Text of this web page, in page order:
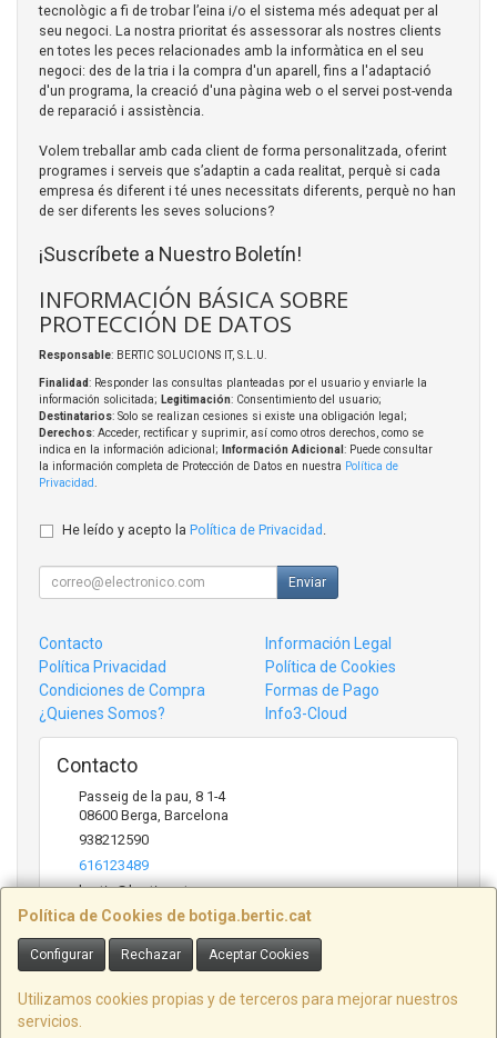
Política de Cookies de botiga.bertic.cat
Configurar Rechazar Aceptar Cookies
Utilizamos cookies propias y de terceros para mejorar nuestros
servicios.
tecnològic a fi de trobar l’eina i/o el sistema més adequat per al
seu negoci. La nostra prioritat és assessorar als nostres clients
en totes les peces relacionades amb la informàtica en el seu
negoci: des de la tria i la compra d'un aparell, fins a l'adaptació
d'un programa, la creació d'una pàgina web o el servei post-venda
de reparació i assistència.
Volem treballar amb cada client de forma personalitzada, oferint
programes i serveis que s’adaptin a cada realitat, perquè si cada
empresa és diferent i té unes necessitats diferents, perquè no han
de ser diferents les seves solucions?
¡Suscríbete a Nuestro Boletín!
INFORMACIÓN BÁSICA SOBRE
PROTECCIÓN DE DATOS
Responsable: BERTIC SOLUCIONS IT, S.L.U.
Finalidad: Responder las consultas planteadas por el usuario y enviarle la
información solicitada; Legitimación: Consentimiento del usuario;
Destinatarios: Solo se realizan cesiones si existe una obligación legal;
Derechos: Acceder, rectificar y suprimir, así como otros derechos, como se
indica en la información adicional;
Información Adicional : Puede consultar
la información completa de Protección de Datos en nuestra Política de
Privacidad
He leído y acepto la Política de Privacidad
Enviar
Contacto
Información Legal
Política Privacidad
Política de Cookies
Condiciones de Compra
Formas de Pago
¿Quienes Somos?
Info3-Cloud
Contacto
Passeig de la pau, 8 1-4
08600 Berga Barcelona
938212590
616123489
bertic@bertic.cat
Horario
Lunes a Viernes (9h-14h | 15h-18h)